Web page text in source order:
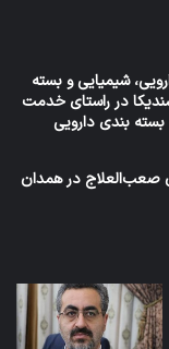
شیمیایی و بسته
در راستای خدمت
بسته بندی دارویی
صعب‌العلاج در همدان